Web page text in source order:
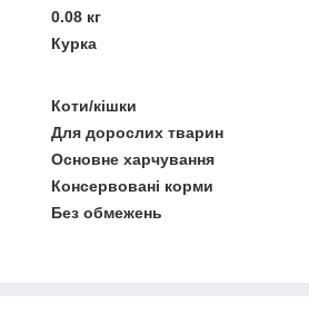
0.08 кг
Курка
Коти/кішки
Для дорослих тварин
Основне харчування
Консервовані корми
Без обмежень